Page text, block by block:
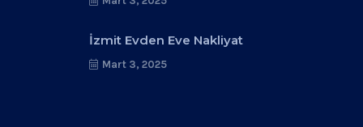
İzmit Evden Eve Nakliyat
Mart 3, 2025